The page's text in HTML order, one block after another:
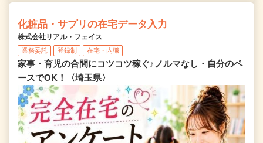
化粧品・サプリの在宅データ入力
株式会社リアル・フェイス
業務委託 登録制 在宅・内職
家事・育児の合間にコツコツ稼ぐ♪ノルマなし・自分のペ
ースでOK！〈埼玉県〉